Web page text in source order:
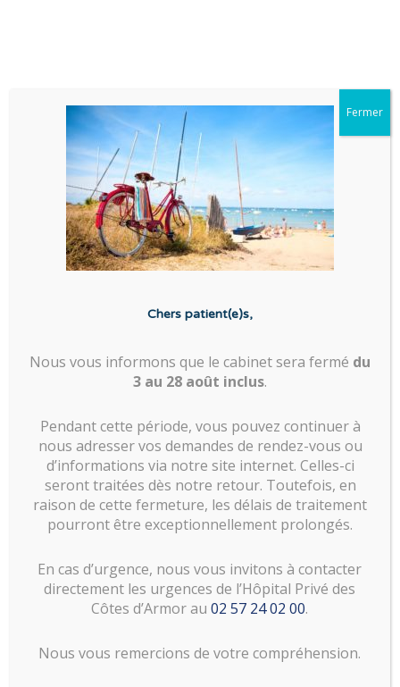
Mentions légales
Dr Florian Cueff>Mentions légales
Coordonnées
Maison des consultations,
Hôpital privé des Côtes d’Armor
,
12 rue François Jacob, 22190 Plérin
Prise de rendez-vous:
Chers patient(e)s,
Nous vous informons que le cabinet sera fermé du
3 au 28 août inclus.
Pendant cette période, vous pouvez continuer à
nous adresser vos demandes de rendez-vous ou
d’informations via notre site internet. Celles-ci
seront traitées dès notre retour. Toutefois, en
raison de cette fermeture, les délais de traitement
pourront être exceptionnellement prolongés.
En cas d’urgence, nous vous invitons à contacter
directement les urgences de l’Hôpital Privé des
Côtes d’Armor au02 57 24 02 00.
Nous vous remercions de votre compréhension.
Fermer